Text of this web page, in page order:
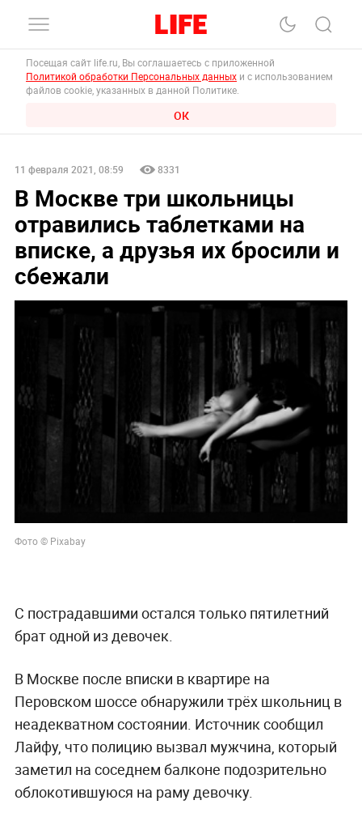
Посещая сайт life.ru, Вы соглашаетесь с приложенной
Политикой обработки Персональных данных и с использованием
файлов cookie, указанных в данной Политике.
ОК
11 февраля 2021, 08:59 8331
В Москве три школьницы
отравились таблетками на
вписке, а друзья их бросили и
сбежали
Фото © Pixabay
С пострадавшими остался только пятилетний
брат одной из девочек.
В Москве после вписки в квартире на
Перовском шоссе обнаружили трёх школьниц в
неадекватном состоянии. Источник сообщил
Лайфу, что полицию вызвал мужчина, который
заметил на соседнем балконе подозрительно
облокотившуюся на раму девочку.